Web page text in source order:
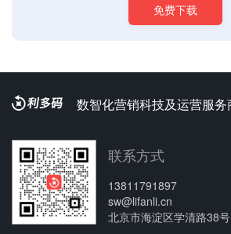
免费下载
数智化营销科技及运营服务
联系方式
13811791897
sw@lifanli.cn
北京市海淀区学清路38